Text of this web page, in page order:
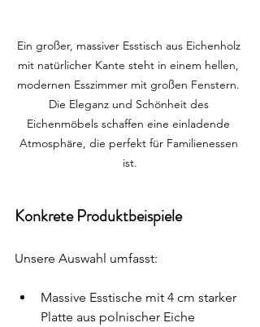
Ein großer, massiver Esstisch aus Eichenholz
mit natürlicher Kante steht in einem hellen,
modernen Esszimmer mit großen Fenstern.
Die Eleganz und Schönheit des
Eichenmöbels schaffen eine einladende
Atmosphäre, die perfekt für Familienessen
ist.
Konkrete Produktbeispiele
Unsere Auswahl umfasst:
Massive Esstische mit 4 cm starker
Platte aus polnischer Eiche